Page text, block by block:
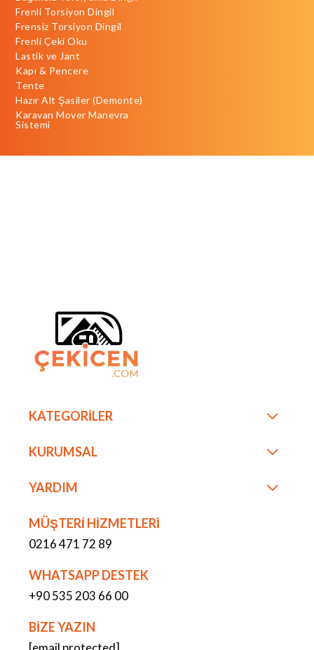
Frenli Torsiyon Dingil
Frensiz Torsiyon Dingil
Frenli Çeki Oku
Lastik ve Jant
Kapı & Pencere
Tente
Hazır Alt Şasiler (Demonte)
Karavan Mover Manevra
Sistemi
KATEGORİLER
KURUMSAL
YARDIM
MÜŞTERİ HİZMETLERİ
0216 471 72 89
WHATSAPP DESTEK
+90 535 203 66 00
BİZE YAZIN